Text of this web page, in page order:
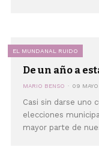
EL MUNDANAL RUIDO
De un año a
MARIO BENSO 09
Casi sin darse uno
elecciones
mayor parte de